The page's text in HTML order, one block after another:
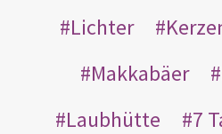
Lichter
Makkabäer
Laubhütte
7